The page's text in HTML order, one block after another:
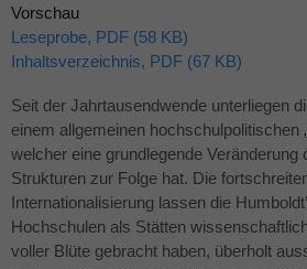
Vorschau
Leseprobe, PDF (58 KB)
Inhaltsverzeichnis, PDF (67 KB)
Seit der Jahrtausendwende unterliegen
einem allgemeinen hochschulpolitischen
welcher eine grundlegende Veränderung
Strukturen zur Folge hat. Die
Internationalisierung lassen die
Hochschulen als Stätten
voller Blüte gebracht haben, überholt